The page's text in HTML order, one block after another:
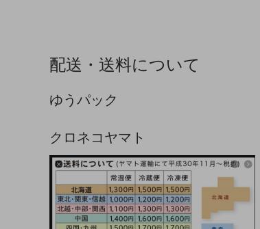
配送・送料について
ゆうパック
クロネコヤマト